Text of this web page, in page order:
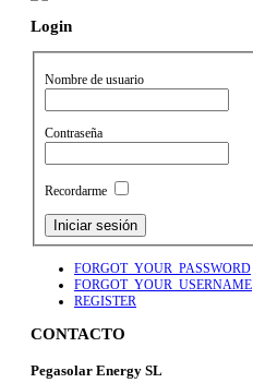
Login
Nombre de usuario
Contraseña
Recordarme
FORGOT_YOUR_PASSWORD
FORGOT_YOUR_USERNAME
REGISTER
CONTACTO
Pegasolar Energy SL